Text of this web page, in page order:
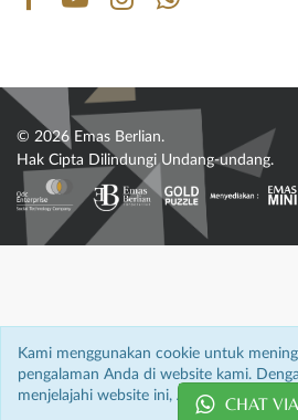
© 2026 Emas Berlian.
Hak Cipta Dilindungi Undang-undang.
Kami menggunakan cookie untuk
pengalaman Anda di website kami.
menjelajahi website ini, Anda menyetujui
CHAT